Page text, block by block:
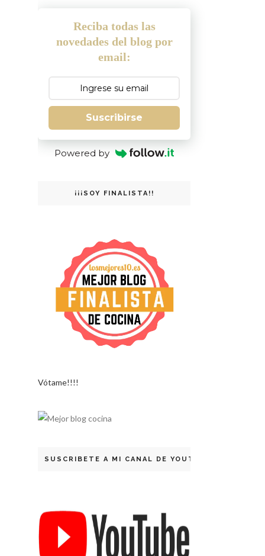
Reciba todas las
novedades del blog por
email:
Suscribirse
Powered by
¡¡¡SOY FINALISTA!!
Vótame!!!!
SUSCRIBETE A MI CANAL DE YOUTUBE